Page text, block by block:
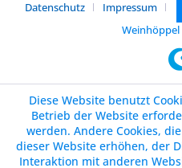
Datenschutz
Impressum
Weinhöppel
Diese Website benutzt
Betrieb der Website
werden. Andere Cookies,
dieser Website erhöhen, der
Interaktion mit anderen